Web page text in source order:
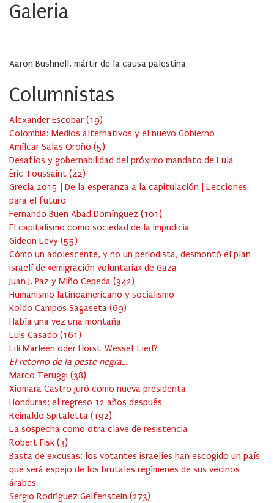
Galeria
Aaron Bushnell, mártir de la causa palestina
Columnistas
Alexander Escobar (19)
Colombia: Medios alternativos y el nuevo Gobierno
Amílcar Salas Oroño (5)
Desafíos y gobernabilidad del próximo mandato de Lula
Éric Toussaint (42)
Grecia 2015 | De la esperanza a la capitulación | Lecciones
para el futuro
Fernando Buen Abad Domínguez (101 )
El capitalismo como sociedad de la Impudicia
Gideon Levy (55)
Cómo un adolescente, y no un periodista, desmontó el plan
israelí de «emigración voluntaria» de Gaza
Juan J. Paz y Miño Cepeda (342)
Humanismo latinoamericano y socialismo
Koldo Campos Sagaseta (69)
Había una vez una montaña
Luis Casado (161 )
Lili Marleen oder Horst-Wessel-Lied?
El retorno de la peste negra…
Marco Teruggi (38)
Xiomara Castro juró como nueva presidenta
Honduras: el regreso 12 años después
Reinaldo Spitaletta (192)
La sospecha como otra clave de resistencia
Robert Fisk (3)
Basta de excusas: los votantes israelíes han escogido un país
que será espejo de los brutales regímenes de sus vecinos
árabes
Sergio Rodríguez Gelfenstein (273)